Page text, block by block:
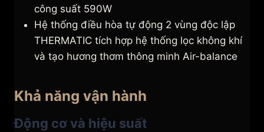
công suất 590W
Hệ thống điều hòa tự động 2 vùng độc lập
THERMATIC tích hợp hệ thống lọc không khí
và tạo hương thơm thông minh Air-balance
Khả năng vận hành
Động cơ và hiệu suất